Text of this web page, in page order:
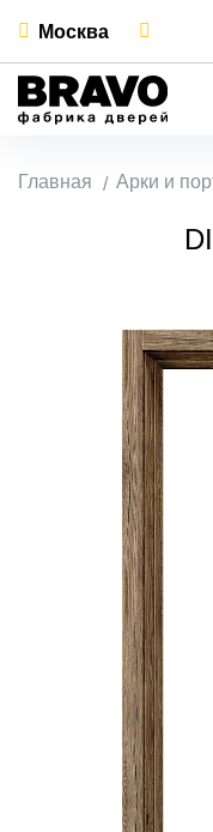
Москва
Главная Арки и